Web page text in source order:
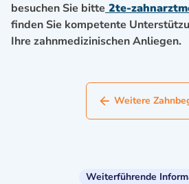
besuchen Sie bitte 2te-
finden Sie kompetente
Ihre zahnmedizinischen Anliegen.
Weitere
Weiterführende